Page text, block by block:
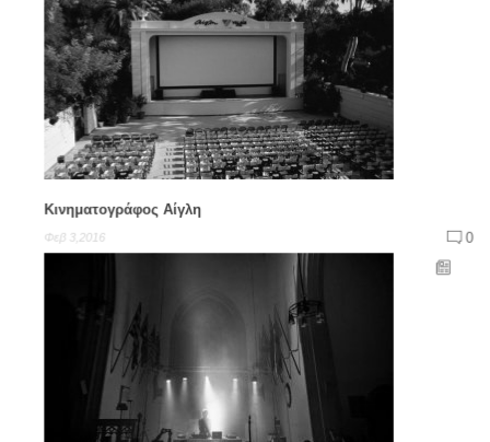
Κινηματογράφος Αίγλη
Φεβ 3,2016 0